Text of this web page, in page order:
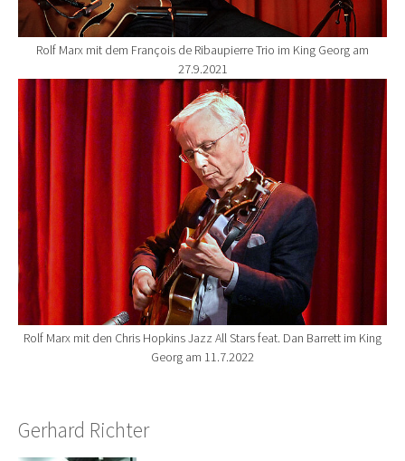
Rolf Marx mit dem François de Ribaupierre Trio im King Georg am
27.9.2021
Show larger version for:
Rolf Marx mit den Chris Hopkins Jazz All Stars feat. Dan Barrett im King
Georg am 11.7.2022
Gerhard Richter